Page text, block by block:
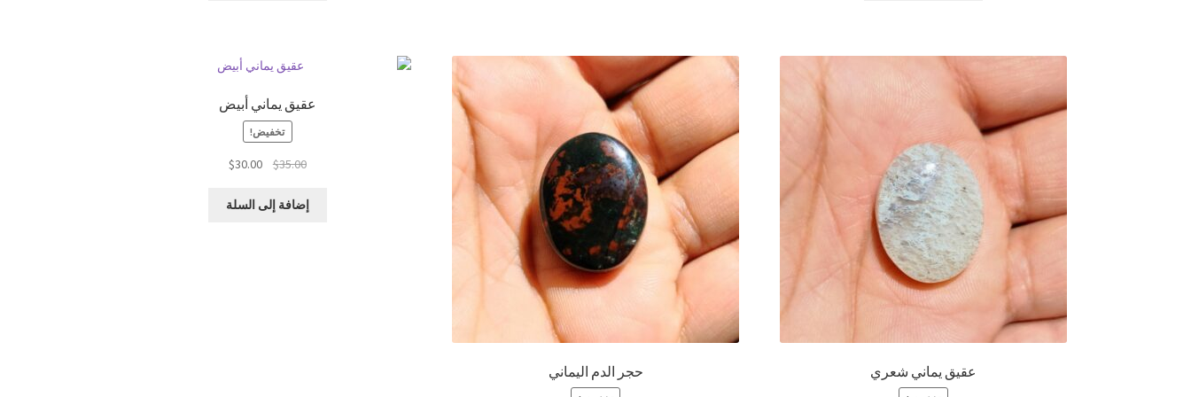
عقيق يماني شعري حجر الدم اليماني
عقيق يماني أبيض
تخفيض!
$35.00
السعر
هو:
$30.00 السعر
هو:إضافة إلى السلة